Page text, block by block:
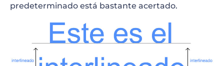
predeterminado está bastante acertado.